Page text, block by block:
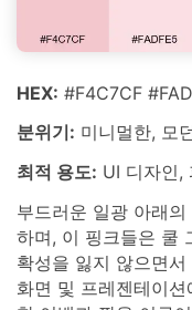
HEX: #F4C7CF
분위기: 미니멀한, 모
최적 용도: UI 디자인,
부드러운 일광 아래
하며, 이 핑크들은 쿨
확성을 잃지 않으면
화면 및 프레젠테이